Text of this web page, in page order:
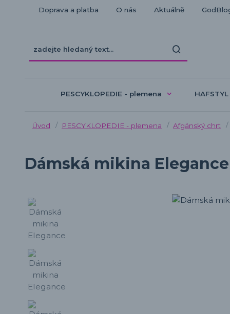
Doprava a platba O nás Aktuálně
PESCYKLOPEDIE - plemena HAFSTYL
Úvod PESCYKLOPEDIE - plemena Afgánský chrt
Dámská mikina Elegance